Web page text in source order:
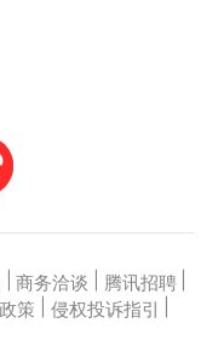
商务洽谈 腾讯招聘
策 侵权投诉指引